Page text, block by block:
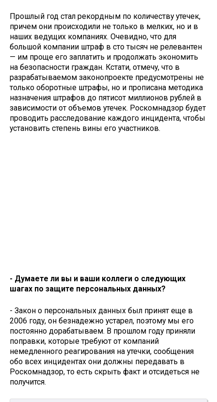
Прошлый год стал рекордным по количеству утечек,
причем они происходили не только в мелких, но и в
наших ведущих компаниях. Очевидно, что для
большой компании штраф в сто тысяч не релевантен
— им проще его заплатить и продолжать экономить
на безопасности граждан. Кстати, отмечу, что в
разрабатываемом законопроекте предусмотрены не
только оборотные штрафы, но и прописана методика
назначения штрафов до пятисот миллионов рублей в
зависимости от объемов утечек. Роскомнадзор будет
проводить расследование каждого инцидента, чтобы
установить степень вины его участников.
- Думаете ли вы и ваши коллеги о следующих
шагах по защите персональных данных?
- Закон о персональных данных был принят еще в
2006 году, он безнадежно устарел, поэтому мы его
постоянно дорабатываем. В прошлом году приняли
поправки, которые требуют от компаний
немедленного реагирования на утечки, сообщения
обо всех инцидентах они должны передавать в
Роскомнадзор, то есть скрыть факт и отсидеться не
получится.